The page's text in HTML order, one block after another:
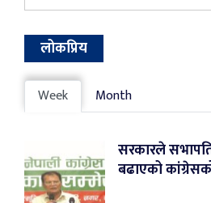
लोकप्रिय
Week Month
सरकारले सभापति
बढाएको